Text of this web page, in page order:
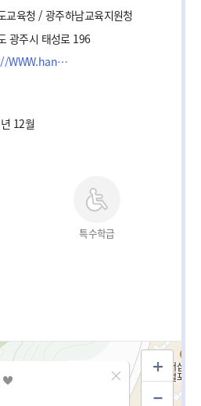
교육청 / 광주하남교육지원청
광주시 태성로 196
http://WWW.hansol.kg.kr
12월
특수학급